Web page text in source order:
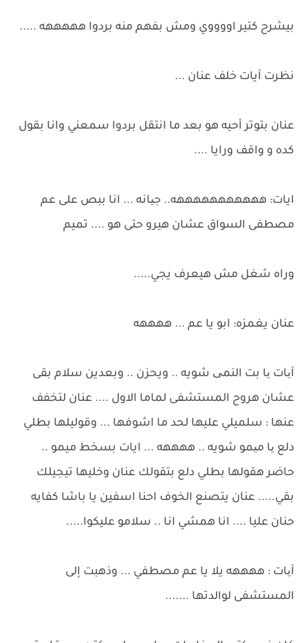
بيشرح كتير اووووي ومش بفهم منه بردوا هههههه .....
نظرت آيات خلف عنان ...
عنان بتوتر أحيه هو بعد ما انتقل بردوا سمعني وانا بقول
كده و واقف ورايا ....
ايات: هههههههههههه.. جیانه ... انا ببص على عم
مصطفى السواق عشان هيرو حتى هو .... تميم
وراه شغل مش هيعرف يجي.....
عنان يغمزه: ابو يا عم ... ههههه
آیات یا بت النمی شويه .. ويحزن .. وبعدين سلام بقى
عشان هروح المستشفى لماما الاول .... عنان لتخفف
عنها : سلميلي عليها لحد ما اشوفها ... وقوليلها بطلي
دلع یا میمو شويه .. ههههه ... ايات بسخط ميمو ..
حاضر هقولها بطلي دلع بتقولك عنان وخليها تيجيلك
بقي..... عنان يتصنع الخوف احنا اسفين يا باشا كفايه
حنان عليا .... انا همشي انا .. سلامو عليكوا.....
آیات : ههههه يلا يا عم مصطفي ... وذهبت إلى
المستشفى لوالدتها .......